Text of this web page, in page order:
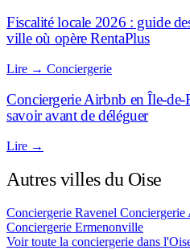
Fiscalité locale 2026 : guide
ville où opère RentaPlus
Lire → Conciergerie
Conciergerie Airbnb en Île-
savoir avant de déléguer
Lire →
Autres villes du Oise
Conciergerie Ravenel Conciergerie
Conciergerie Ermenonville
Voir toute la conciergerie dans